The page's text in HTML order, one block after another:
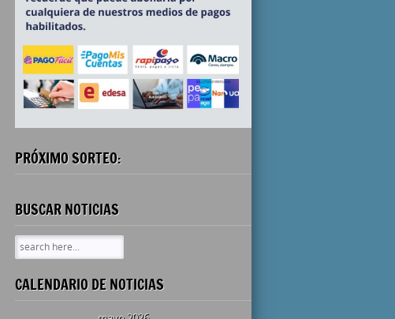
PRÓXIMO SORTEO:
BUSCAR NOTICIAS
CALENDARIO DE NOTICIAS